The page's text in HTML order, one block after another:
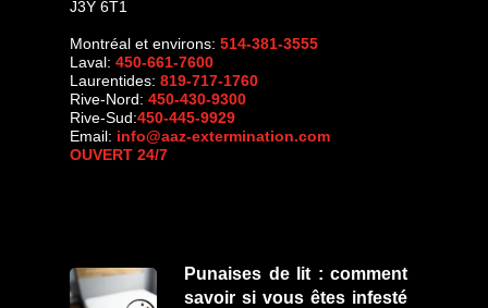
J3Y 6T1
Montréal et environs: 514-381-3555
Laval: 450-661-7600
Laurentides: 819-717-1760
Rive-Nord: 450-430-9300
Rive-Sud:450-445-9929
Email: info@aaz-extermination.com
OUVERT 24/7
Punaises de lit : comment
savoir si vous êtes infesté